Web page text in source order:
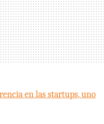
en las startups, uno